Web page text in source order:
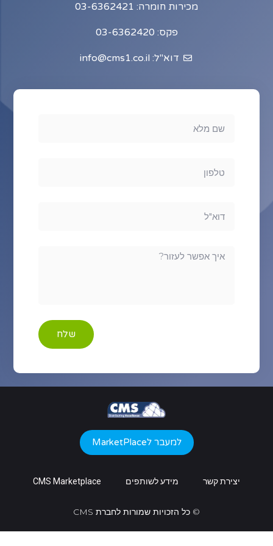
מכירות חומרה: 03-6362421
פקס: 03-6362420
דוא"ל: info@cms1.co.il
שלח
למעבר לMarketPlace
יצירת קשר מידע לשותפים CMS Marketplace
© כל הזכויות שמורות לחברת CMS